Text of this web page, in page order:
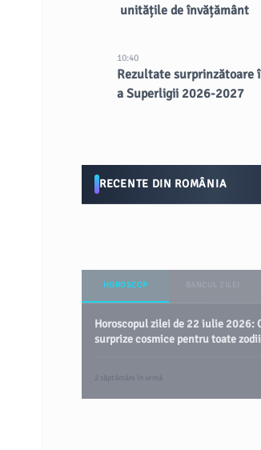
unitățile de învățământ
10:40
Rezultate surprinzătoare
a Superligii 2026-2027
RECENTE DIN ROMÂNIA
HOROSCOP
Horoscopul zilei de 22 iulie 2026:
surprize cosmice pentru toate
2 săptămâni în urmă